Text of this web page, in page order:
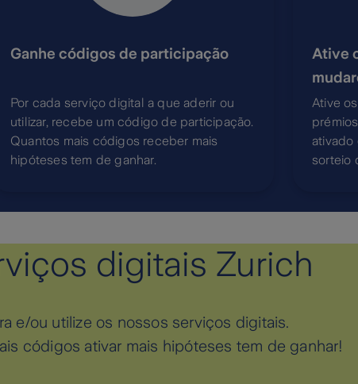
Ganhe códigos de participação
Por cada serviço digital a que aderir ou
utilizar, recebe um código de participação.
Quantos mais códigos receber mais
hipóteses tem de ganhar.
Ative
Ative
ativado
sorteio
digitais Zurich
e/ou utilize os nossos serviços digitais.
códigos ativar mais hipóteses tem de ganhar!